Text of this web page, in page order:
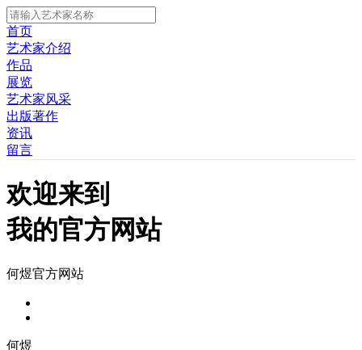
首页
艺术家介绍
作品
展览
艺术家风采
出版著作
资讯
留言
欢迎来到
我的官方网站
何煜官方网站
何煜